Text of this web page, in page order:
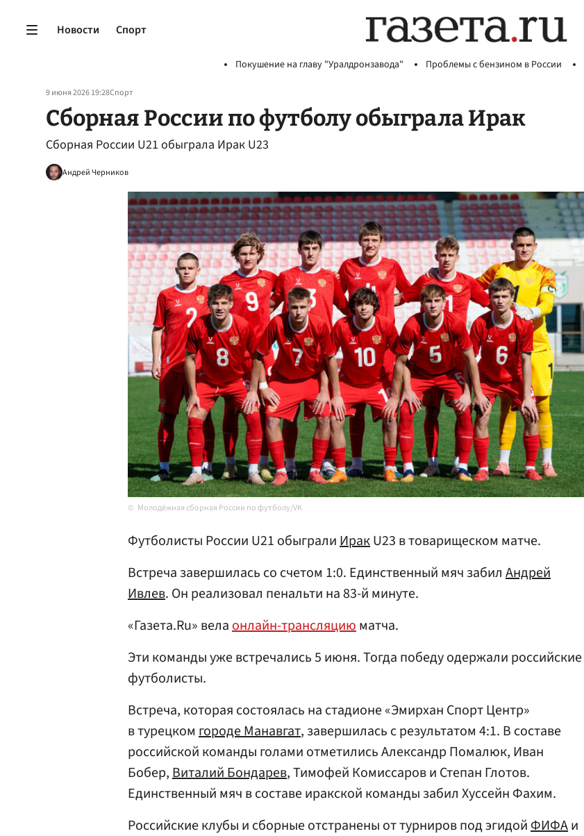
Новости Спорт
Покушение на главу "Уралдронзавода" Проблемы с бензином в России
9 июня 2026 19:28Спорт
Сборная России по футболу обыграла Ирак
Сборная России U21 обыграла Ирак U23
Андрей Черников
Молодёжная сборная России по футболу/VK
Футболисты России U21 обыгралиИракU23 в товарищеском матче.
Встреча завершилась со счетом 1:0. Единственный мяч забил Андрей
Ивлев. Он реализовал пенальти на 83-й минуте.
«Газета.Ru» велаонлайн-трансляциюматча.
Эти команды уже встречались 5 июня. Тогда победу одержали российские
футболисты.
Встреча, которая состоялась на стадионе «Эмирхан Спорт Центр»
в турецком городе Манавгат, завершилась с результатом 4:1. В составе
российской команды голами отметились Александр Помалюк, Иван
Бобер,Виталий Бондарев, Тимофей Комиссаров и Степан Глотов.
Единственный мяч в составе иракской команды забил Хуссейн Фахим.
Российские клубы и сборные отстранены от турниров под эгидойФИФАи